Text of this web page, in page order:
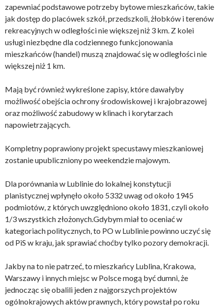
zapewniać podstawowe potrzeby bytowe mieszkańców, takie
jak dostęp do placówek szkół, przedszkoli, żłobków i terenów
rekreacyjnych w odległości nie większej niż 3 km. Z kolei
usługi niezbędne dla codziennego funkcjonowania
mieszkańców (handel) muszą znajdować się w odległości nie
większej niż 1 km.
Mają być również wykreślone zapisy, które dawałyby
możliwość obejścia ochrony środowiskowej i krajobrazowej
oraz możliwość zabudowy w klinach i korytarzach
napowietrzających.
Kompletny poprawiony projekt specustawy mieszkaniowej
zostanie upubliczniony po weekendzie majowym.
Dla porównania w Lublinie do lokalnej konstytucji
planistycznej wpłynęło około 5332 uwag od około 1945
podmiotów, z których uwzględniono około 1831, czyli około
1/3 wszystkich złożonych.Gdybym miał to oceniać w
kategoriach politycznych, to PO w Lublinie powinno uczyć się
od PiS w kraju, jak sprawiać choćby tylko pozory demokracji.
Jakby na to nie patrzeć, to mieszkańcy Lublina, Krakowa,
Warszawy i innych miejsc w Polsce mogą być dumni, że
jednocząc się obalili jeden z najgorszych projektów
ogólnokrajowych aktów prawnych, który powstał po roku